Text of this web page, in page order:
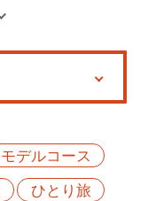
モデルコース
ひとり旅